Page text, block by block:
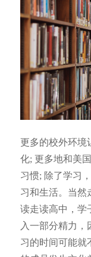
更多的校外环境
化; 更多地和美
习惯; 除了学习
习和生活。当然
读走读高中，学
入一部分精力，
习的时间可能就